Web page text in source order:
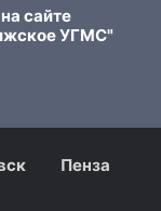
сайте
УГМС"
Пенза